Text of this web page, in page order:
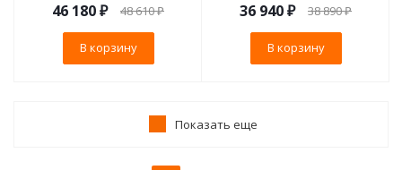
46 180₽ 48 610₽
В корзину
36 940₽ 38 890₽
В корзину
Показать еще